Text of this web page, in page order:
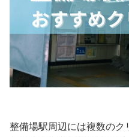
整備場駅周辺には複数の